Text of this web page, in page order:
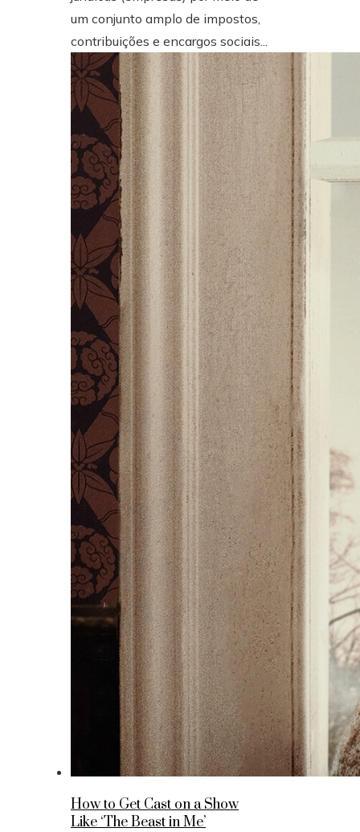
um conjunto amplo de impostos,
contribuições e encargos sociais...
How to Get Cast on a Show
Like ‘The Beast in Me’